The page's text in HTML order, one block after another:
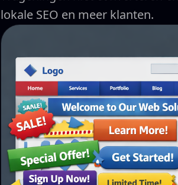
lokale SEO en meer klanten.